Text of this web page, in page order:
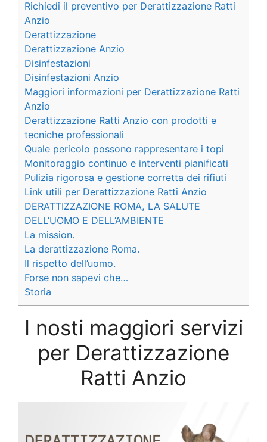
Richiedi il preventivo per Derattizzazione Ratti
Anzio
Derattizzazione
Derattizzazione Anzio
Disinfestazioni
Disinfestazioni Anzio
Maggiori informazioni per Derattizzazione Ratti
Anzio
Derattizzazione Ratti Anzio con prodotti e
tecniche professionali
Quale pericolo possono rappresentare i topi
Monitoraggio continuo e interventi pianificati
Pulizia rigorosa e gestione corretta dei rifiuti
Link utili per Derattizzazione Ratti Anzio
DERATTIZZAZIONE ROMA, LA SALUTE
DELL’UOMO E DELL’AMBIENTE
La mission.
La derattizzazione Roma.
Il rispetto dell’uomo.
Forse non sapevi che…
Storia
I nosti maggiori servizi
per Derattizzazione
Ratti Anzio